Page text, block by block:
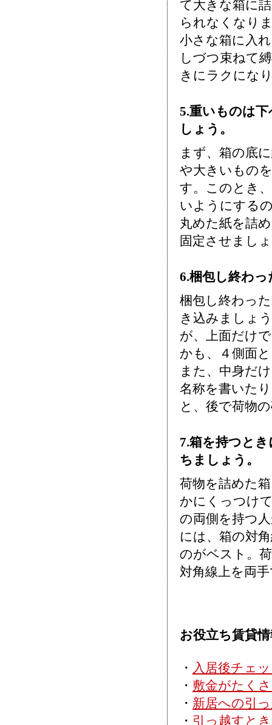
て大きな箱に
られなくなり
小さな箱に入
しづつ束ねて
きにラクにな
5.重いものは
しょう。
まず、箱の底
や大きいもの
す。このとき
いようにする
丸めた紙を詰
固定させまし
6.梱包し終わ
梱包し終わっ
き込みましょ
が、上面だけ
かも、４側面
また、中身だ
名称を書いた
と、後で荷物
7.箱を持つと
ちましょう。
荷物を詰めた
かにくっつけ
の両側を持つ
には、箱の対
のがベスト。
対角線上を両
お役立ち賃貸
・ 入居後チェ
・ 敷金がたく
・ 新居への引
・ 引っ越すと